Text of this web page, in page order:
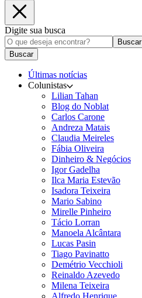
Digite sua busca
Buscar
Buscar
Últimas notícias
Colunistas
Lilian Tahan
Blog do Noblat
Carlos Carone
Andreza Matais
Claudia Meireles
Fábia Oliveira
Dinheiro & Negócios
Igor Gadelha
Ilca Maria Estevão
Isadora Teixeira
Mario Sabino
Mirelle Pinheiro
Tácio Lorran
Manoela Alcântara
Lucas Pasin
Tiago Pavinatto
Demétrio Vecchioli
Reinaldo Azevedo
Milena Teixeira
Alfredo Henrique